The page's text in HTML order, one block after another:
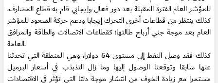
للمؤشر العام الفترة المقبلة بعد دور فعال وإيجابي قام به قطاع المصارف،
كذلك ينتظر من قطاعات أخرى التحرك إيجابا ودعم حركة الصعود للمؤشر
العام بعد موجة جني أرباح طالتها؛ كقطاعات الاتصالات والطاقة والمرافق
العامة.
كذلك فقد وصل النفط إلى مستوى 64 دولارا، وهي المنطقة التي تحدثنا
عنها سابقا وتوقعنا الوصول إليها وما زال التذبذب في أسعار البرميل
مستمرا مع زيادة الخوف من انتشار موجة دلتا التي تؤثر في الاقتصادات